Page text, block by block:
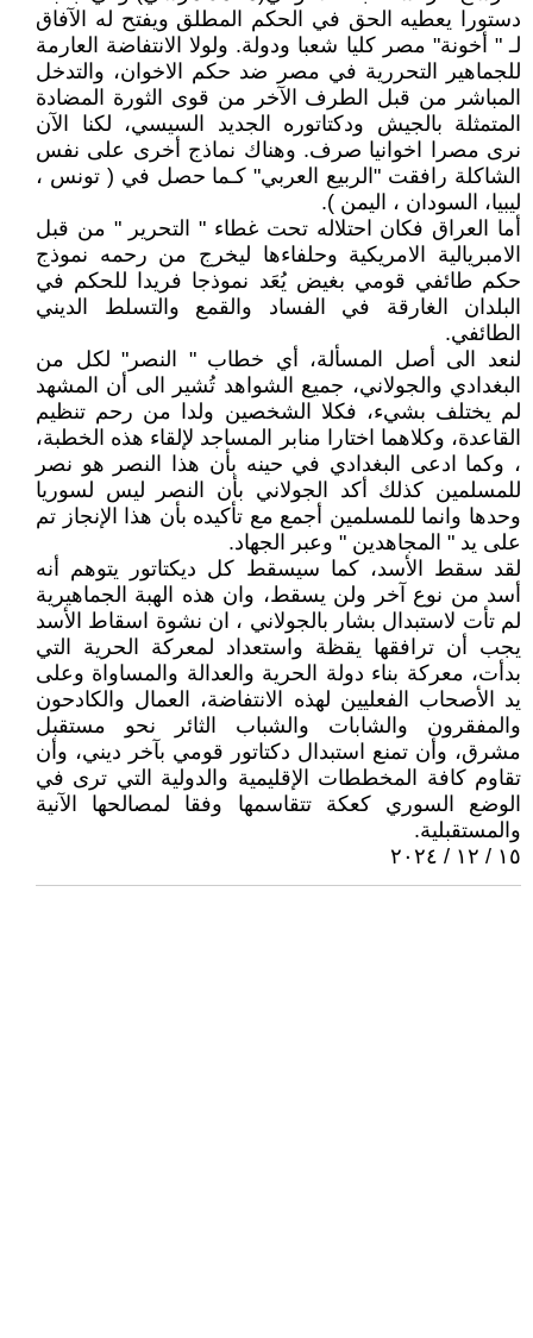
دستورا يعطيه الحق في الحكم المطلق ويفتح له الآفاق
لـ " أخونة" مصر كليا شعبا ودولة. ولولا الانتفاضة العارمة
للجماهير التحررية في مصر ضد حكم الاخوان، والتدخل
المباشر من قبل الطرف الآخر من قوى الثورة المضادة
المتمثلة بالجيش ودكتاتوره الجديد السيسي، لكنا الآن
نرى مصرا اخوانيا صرف. وهناك نماذج أخرى على نفس
الشاكلة رافقت "الربيع العربي" كـما حصل في ( تونس ،
ليبيا، السودان ، اليمن ).
أما العراق فكان احتلاله تحت غطاء " التحرير " من قبل
الامبريالية الامريكية وحلفاءها ليخرج من رحمه نموذج
حكم طائفي قومي بغيض يُعَد نموذجا فريدا للحكم في
البلدان الغارقة في الفساد والقمع والتسلط الديني
الطائفي.
لنعد الى أصل المسألة، أي خطاب " النصر" لكل من
البغدادي والجولاني، جميع الشواهد تُشير الى أن المشهد
لم يختلف بشيء، فكلا الشخصين ولدا من رحم تنظيم
القاعدة، وكلاهما اختارا منابر المساجد لإلقاء هذه الخطبة،
، وكما ادعى البغدادي في حينه بأن هذا النصر هو نصر
للمسلمين كذلك أكد الجولاني بأن النصر ليس لسوريا
وحدها وانما للمسلمين أجمع مع تأكيده بأن هذا الإنجاز تم
على يد " المجاهدين " وعبر الجهاد.
لقد سقط الأسد، كما سيسقط كل ديكتاتور يتوهم أنه
أسد من نوع آخر ولن يسقط، وان هذه الهبة الجماهيرية
لم تأت لاستبدال بشار بالجولاني ، ان نشوة اسقاط الأسد
يجب أن ترافقها يقظة واستعداد لمعركة الحرية التي
بدأت، معركة بناء دولة الحرية والعدالة والمساواة وعلى
يد الأصحاب الفعليين لهذه الانتفاضة، العمال والكادحون
والمفقرون والشابات والشباب الثائر نحو مستقبل
مشرق، وأن تمنع استبدال دكتاتور قومي بآخر ديني، وأن
تقاوم كافة المخططات الإقليمية والدولية التي ترى في
الوضع السوري كعكة تتقاسمها وفقا لمصالحها الآنية
والمستقبلية.
١٥ / ١٢ / ٢٠٢٤